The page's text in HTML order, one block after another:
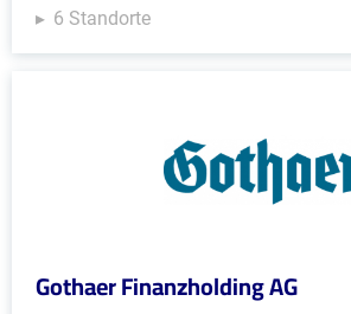
6 Standorte
Gothaer Finanzholding AG